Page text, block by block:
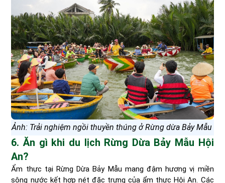
Ảnh: Trải nghiệm ngồi thuyền thúng ở Rừng dừa Bảy Mẫu
6. Ăn gì khi du lịch Rừng Dừa Bảy Mẫu Hội
An?
Ẩm thực tại Rừng Dừa Bảy Mẫu mang đậm hương vị miền
sông nước kết hợp nét đặc trưng của ẩm thực Hội An. Các